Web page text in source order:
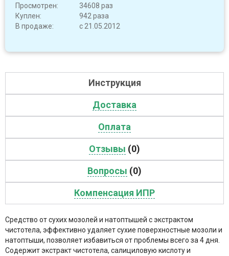
Просмотрен:
34608 раз
Куплен:
942 раза
В продаже:
с 21.05.2012
Инструкция
Доставка
Оплата
Отзывы (0)
Вопросы (0)
Компенсация ИПР
Средство от сухих мозолей и натоптышей с экстрактом
чистотела, эффективно удаляет сухие поверхностные мозоли и
натоптыши, позволяет избавиться от проблемы всего за 4 дня.
Содержит экстракт чистотела, салициловую кислоту и